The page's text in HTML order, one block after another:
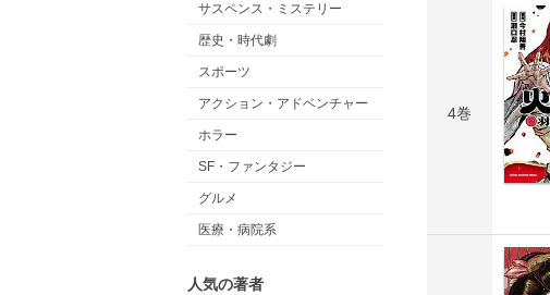
サスペンス・ミステリー
歴史・時代劇
スポーツ
アクション・アドベンチャー
ホラー
SF・ファンタジー
グルメ
医療・病院系
人気の著者
4巻